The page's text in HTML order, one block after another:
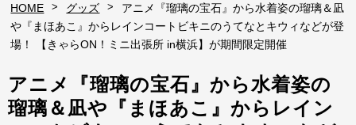
HOME > グッズ >
アニメ『瑠璃の宝石』から水着姿の瑠璃＆凪
や『まほあこ』からレインコートビキニのうてなとキウィなどが登
場！ 【きゃらON！ミニ出張所 in横浜】が期間限定開催
アニメ『瑠璃の宝石』から水着姿の
瑠璃＆凪や『まほあこ』からレイン